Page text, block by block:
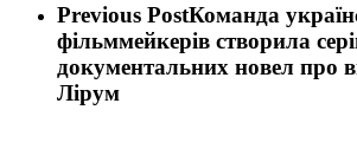
Previous PostКоманда
фільммейкерів створила
документальних новел про
Лірум